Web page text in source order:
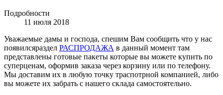
Подробности
11 июля 2018
Уважаемые дамы и господа, спешим Вам сообщить что у нас
появилсяраздел РАСПРОДАЖА в данный момент там
представлены готовые пакеты которые вы можете купить по
суперценам, оформив заказа через корзину или по телефону.
Мы доставим их в любую точку траспотрной компанией, либо
вы можете их забрать с нашего склада самостоятельно.